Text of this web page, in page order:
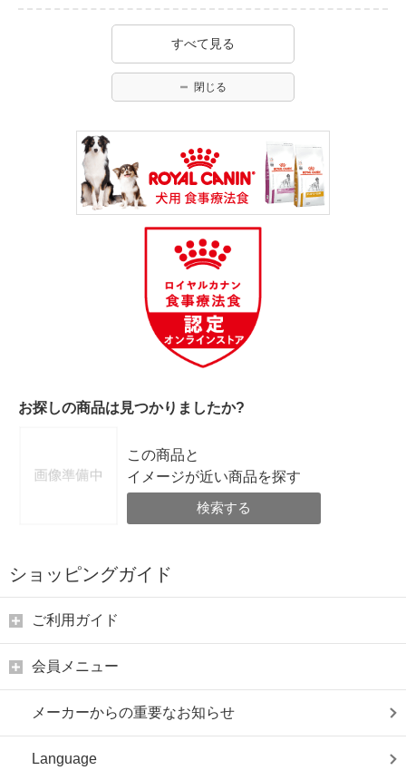
すべて見る
閉じる
お探しの商品は見つかりましたか?
この商品と
イメージが近い商品を探す
検索する
ショッピングガイド
ご利用ガイド
会員メニュー
メーカーからの重要なお知らせ
Language